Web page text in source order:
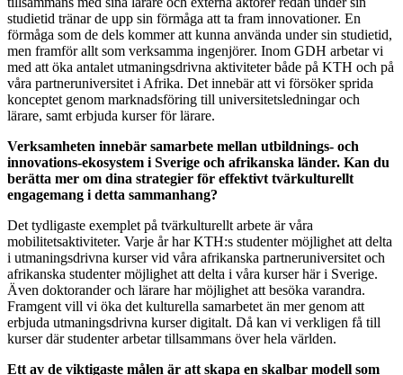
studietid tränar de upp sin förmåga att ta fram innovationer. En
förmåga som de dels kommer att kunna använda under sin studietid,
men framför allt som verksamma ingenjörer. Inom GDH arbetar vi
med att öka antalet utmaningsdrivna aktiviteter både på KTH och på
våra partneruniversitet i Afrika. Det innebär att vi försöker sprida
konceptet genom marknadsföring till universitetsledningar och
lärare, samt erbjuda kurser för lärare.
Verksamheten innebär samarbete mellan utbildnings- och
innovations-ekosystem i Sverige och afrikanska länder. Kan du
berätta mer om dina strategier för effektivt tvärkulturellt
engagemang i detta sammanhang?
Det tydligaste exemplet på tvärkulturellt arbete är våra
mobilitetsaktiviteter. Varje år har KTH:s studenter möjlighet att delta
i utmaningsdrivna kurser vid våra afrikanska partneruniversitet och
afrikanska studenter möjlighet att delta i våra kurser här i Sverige.
Även doktorander och lärare har möjlighet att besöka varandra.
Framgent vill vi öka det kulturella samarbetet än mer genom att
erbjuda utmaningsdrivna kurser digitalt. Då kan vi verkligen få till
kurser där studenter arbetar tillsammans över hela världen.
Ett av de viktigaste målen är att skapa en skalbar modell som